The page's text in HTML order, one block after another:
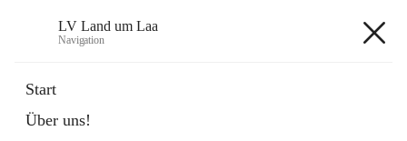
LV Land um Laa
Navigation
Start
Über uns!